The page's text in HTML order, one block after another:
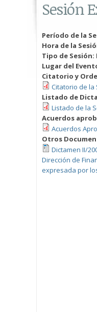
Sesión
Período de la
Hora de la
Tipo de Sesión:
Lugar del
Citatorio y
Citatorio de la
Listado de
Listado de la
Acuerdos
Acuerdos
Otros
Dictamen II/
Dirección de
expresada por